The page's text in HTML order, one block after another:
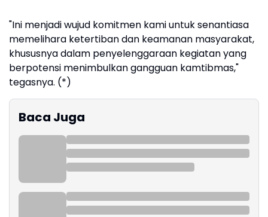
"Ini menjadi wujud komitmen kami untuk senantiasa
memelihara ketertiban dan keamanan masyarakat,
khususnya dalam penyelenggaraan kegiatan yang
berpotensi menimbulkan gangguan kamtibmas,"
tegasnya. (*)
Baca Juga